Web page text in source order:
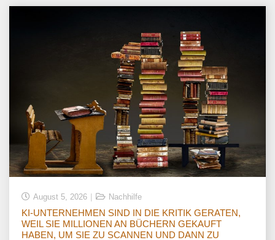
August 5, 2026 Nachhilfe
KI-UNTERNEHMEN SIND IN DIE KRITIK GERATEN,
WEIL SIE MILLIONEN AN BÜCHERN GEKAUFT
HABEN, UM SIE ZU SCANNEN UND DANN ZU